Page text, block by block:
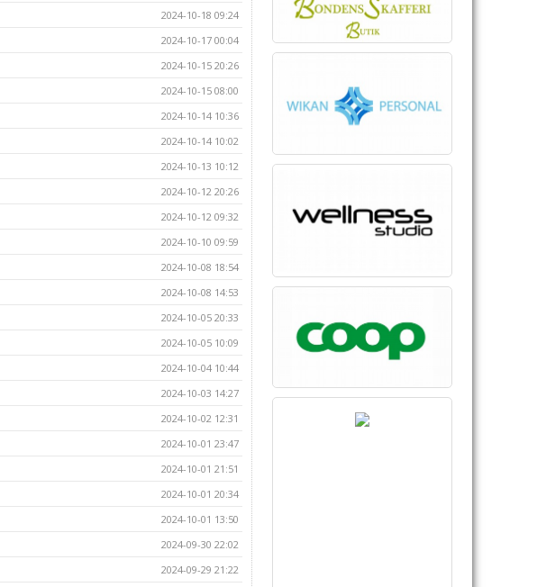
2024-10-18 09:24
2024-10-17 00:04
2024-10-15 20:26
2024-10-15 08:00
2024-10-14 10:36
2024-10-14 10:02
2024-10-13 10:12
2024-10-12 20:26
2024-10-12 09:32
2024-10-10 09:59
2024-10-08 18:54
2024-10-08 14:53
2024-10-05 20:33
2024-10-05 10:09
2024-10-04 10:44
2024-10-03 14:27
2024-10-02 12:31
2024-10-01 23:47
2024-10-01 21:51
2024-10-01 20:34
2024-10-01 13:50
2024-09-30 22:02
2024-09-29 21:22